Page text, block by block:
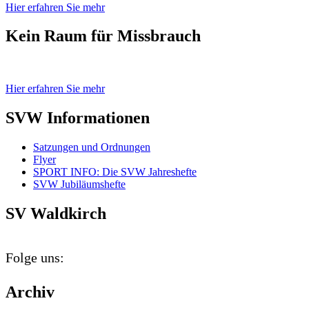
Hier erfahren Sie mehr
Kein Raum für Missbrauch
Hier erfahren Sie mehr
SVW Informationen
Satzungen und Ordnungen
Flyer
SPORT INFO: Die SVW Jahreshefte
SVW Jubiläumshefte
SV Waldkirch
Folge uns:
Archiv